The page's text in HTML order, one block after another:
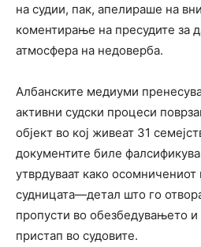
на судии, пак, апелираше на
коментирање на пресудите за
атмосфера на недоверба.
Албанските медиуми
активни судски процеси
објект во кој живеат 31
документите биле
утврдуваат како осомничениот
судницата—детал што го
пропусти во обезбедувањето
пристап во судовите.